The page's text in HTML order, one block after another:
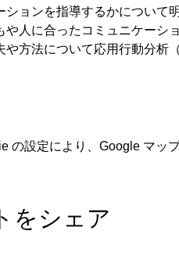
ョンを指導するかについて
や人に合ったコミュニケー
方法について応用行動分析
の設定により、Google マッ
をシェア